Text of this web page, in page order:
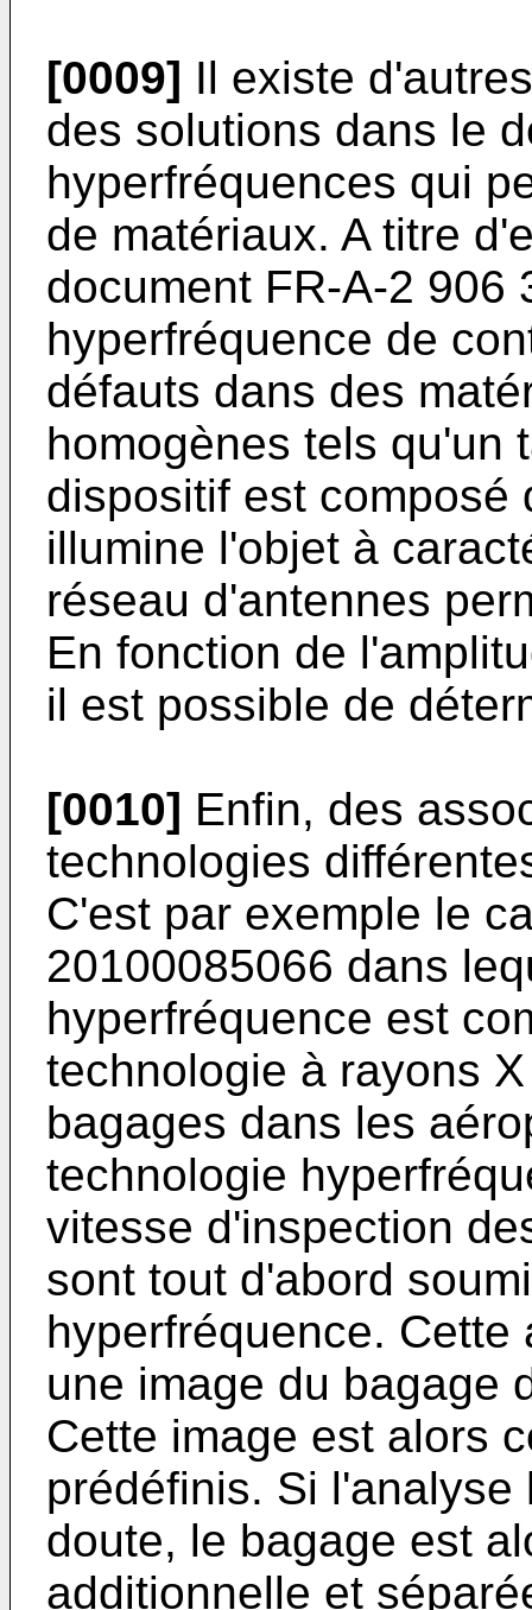
[0009] Il existe
des solutions dans le
hyperfréquences qui
de matériaux. A titre
document FR-A-2 906
hyperfréquence de
défauts dans des
homogènes tels qu'un
dispositif est composé
illumine l'objet à
réseau d'antennes
En fonction de
il est possible de
[0010] Enfin, des
technologies
C'est par exemple le
20100085066 dans
hyperfréquence est
technologie à rayons
bagages dans les
technologie
vitesse d'inspection
sont tout d'abord
hyperfréquence.
une image du bagage
Cette image est alors
prédéfinis. Si
doute, le bagage est
additionnelle et